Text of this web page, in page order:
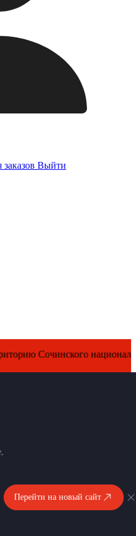
Выйти
национального
Перейти на новый сайт